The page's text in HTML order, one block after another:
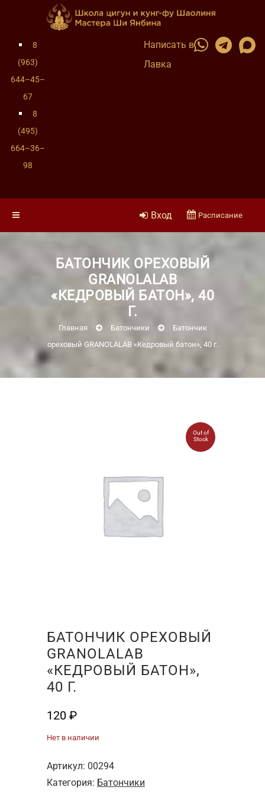
8
(963)
644–45–
67
8
(495)
664–36–
98
Написать в
Лавка
Вход Расписание
БАТОНЧИК ОРЕХОВЫЙ
GRANOLALAB
«КЕДРОВЫЙ БАТОН», 40
Г.
Главная Батончики
Батончик
ореховый GRANOLALAB «Кедровый батон», 40 г.
Out of
Stock
БАТОНЧИК ОРЕХОВЫЙ
GRANOLALAB
«КЕДРОВЫЙ БАТОН»,
40 Г.
120 ₽
Нет в наличии
Артикул: 00294
Категория: Батончики